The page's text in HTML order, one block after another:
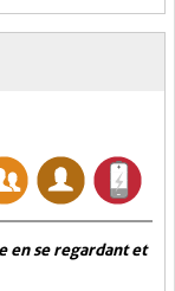
en se regardant et